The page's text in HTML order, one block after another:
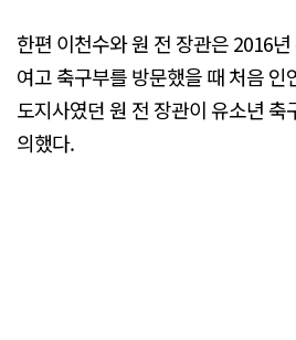
한편 이천수와 원 전 장관은 2016
여고 축구부를 방문했을 때 처음 인
도지사였던 원 전 장관이 유소년 축
의했다.